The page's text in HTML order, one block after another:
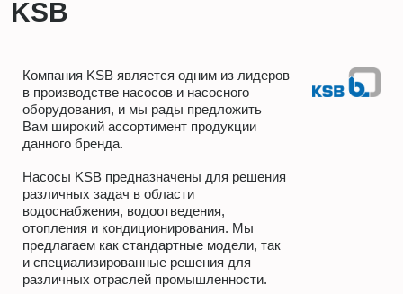
KSB
Компания KSB является одним из лидеров
в производстве насосов и насосного
оборудования, и мы рады предложить
Вам широкий ассортимент продукции
данного бренда.
Насосы KSB предназначены для решения
различных задач в области
водоснабжения, водоотведения,
отопления и кондиционирования. Мы
предлагаем как стандартные модели, так
и специализированные решения для
различных отраслей промышленности.